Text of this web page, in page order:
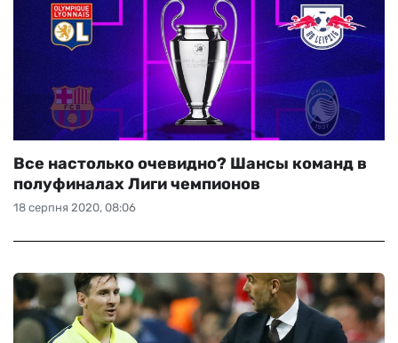
18 серпня 2020, 08:06
Все настолько очевидно? Шансы команд в
полуфиналах Лиги чемпионов